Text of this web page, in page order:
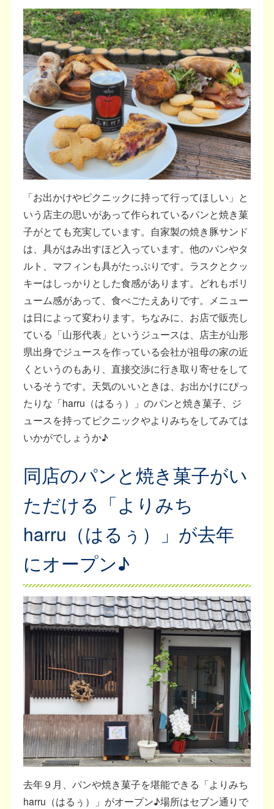
「お出かけやピクニックに持って行ってほしい」と
いう店主の思いがあって作られているパンと焼き菓
子がとても充実しています。自家製の焼き豚サンド
は、具がはみ出すほど入っています。他のパンやタ
ルト、マフィンも具がたっぷりです。ラスクとクッ
キーはしっかりとした食感があります。どれもボリ
ューム感があって、食べごたえありです。メニュー
は日によって変わります。ちなみに、お店で販売し
ている「山形代表」というジュースは、店主が山形
県出身でジュースを作っている会社が祖母の家の近
くというのもあり、直接交渉に行き取り寄せをして
いるそうです。天気のいいときは、お出かけにぴっ
たりな「harru（はるぅ）」のパンと焼き菓子、ジ
ュースを持ってピクニックやよりみちをしてみては
いかがでしょうか♪
同店のパンと焼き菓子がい
ただける「よりみち
harru（はるぅ）」が去年
にオープン♪
去年９月、パンや焼き菓子を堪能できる「よりみち
harru（はるぅ）」がオープン♪場所はセブン通りで